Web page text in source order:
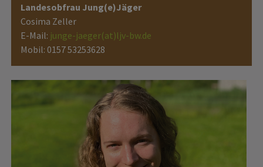
Landesobfrau Jung(e)Jäger
Cosima Zeller
E-Mail: junge-jaeger(at)ljv-bw.de
Mobil: 0157 53253628